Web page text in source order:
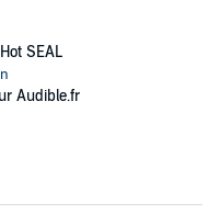
SEAL
Audible.fr